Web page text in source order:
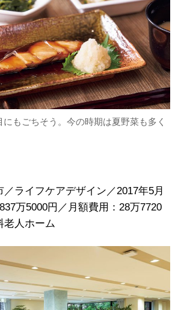
もごちそう。今の時期は夏野菜も多く
ライフケアデザイン／2017年5月
万5000円／月額費用：28万7720
老人ホーム